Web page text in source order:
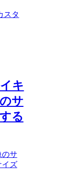
スタ
キ
サ
る
のサ
イズ